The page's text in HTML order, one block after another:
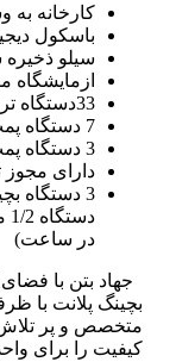
کارخانه به وسعت
باسکول دیجیتال 60 تنی
سیلو ذخیره
ازمایشگاه
33دستگاه تراک میکسر
7 دستگاه پمپ ثابت
3 دستگاه پمپ دکل 36-42-52 متری
دارای مجوز
در ساعت)
جهاد بتن با
متخصص و پر تلاش
کیفیت را برای